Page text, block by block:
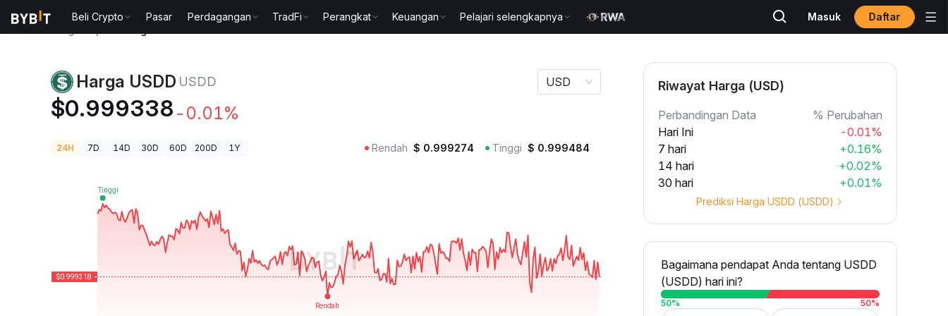
Beli Crypto Pasar Perdagangan TradFi Perangkat Keuangan Pelajari selengkapnya Masuk Daftar
Harga USDD USDD
$0.999338 -0.01%
USD
24H 7D 14D 30D 60D 200D 1Y Rendah $ 0.999274 Tinggi $ 0.999484
Riwayat Harga (USD)
Perbandingan Data
% Perubahan
Hari Ini
-0.01%
7 hari
+0.16%
14 hari
+0.02%
30 hari
+0.01%
Prediksi Harga USDD (USDD)
Bagaimana pendapat Anda tentang USDD
(USDD) hari ini?
50% 50%